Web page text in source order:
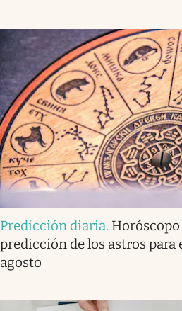
Predicción diaria. Horóscopo
predicción de los astros para
agosto